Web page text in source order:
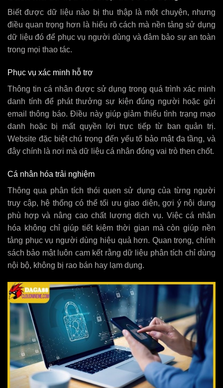
Biết được dữ liệu nào bị thu thập là một chuyện, nhưng
điều quan trọng hơn là hiểu rõ cách mà nền tảng sử dụng
dữ liệu đó để phục vụ người dùng và đảm bảo sự an toàn
trong mọi thao tác.
Phục vụ xác minh hỗ trợ
Thông tin cá nhân được sử dụng trong quá trình xác minh
danh tính để phát thưởng sự kiện đúng người hoặc gửi
email thông báo. Điều này giúp giảm thiểu tình trạng mạo
danh hoặc bị mất quyền lợi trực tiếp từ ban quản trị.
Website đặc biệt chú trọng đến yếu tố bảo mật đa tầng, và
đây chính là nơi mà dữ liệu cá nhân đóng vai trò then chốt.
Cá nhân hóa trải nghiệm
Thông qua phân tích thói quen sử dụng của từng người
truy cập, hệ thống có thể tối ưu giao diện, gợi ý nội dung
phù hợp và nâng cao chất lượng dịch vụ. Việc cá nhân
hóa không chỉ giúp tiết kiệm thời gian mà còn giúp nền
tảng phục vụ người dùng hiệu quả hơn. Quan trọng, chính
sách bảo mật luôn cam kết rằng dữ liệu phân tích chỉ dùng
nội bộ, không bị rao bán hay lạm dụng.